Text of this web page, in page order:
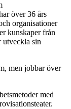
över 36 års
organisationer
kunskaper från
utveckla sin
men jobbar över
med